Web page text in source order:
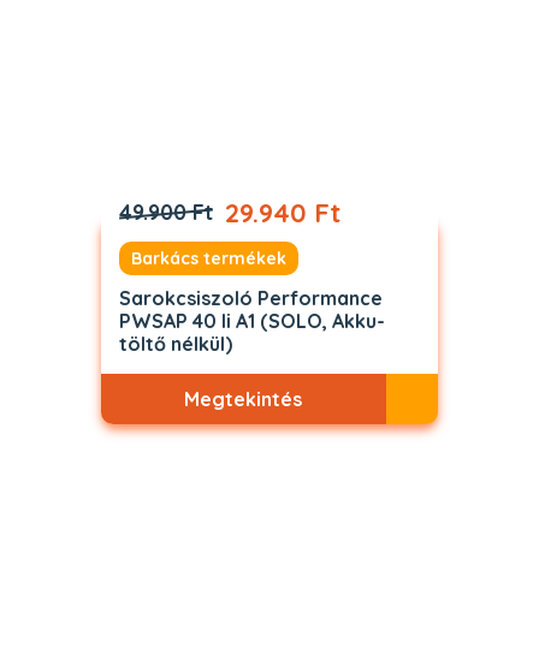
49.900 Ft 29.940 Ft
Barkács termékek
Sarokcsiszoló Performance
PWSAP 40 li A1 (SOLO, Akku-
töltő nélkül)
Megtekintés